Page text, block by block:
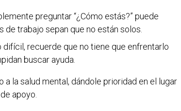
preguntar “¿Cómo estás?” puede
trabajo sepan que no están solos.
recuerde que no tiene que enfrentarlo
buscar ayuda.
la salud mental, dándole prioridad en el lugar
apoyo.